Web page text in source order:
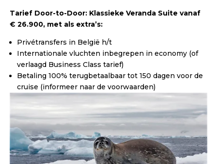
Tarief Door-to-Door: Klassieke Veranda Suite vanaf
€ 26.900, met als extra’s:
Privétransfers in België h/t
Internationale vluchten inbegrepen in economy (of
verlaagd Business Class tarief)
Betaling 100% terugbetaalbaar tot 150 dagen voor de
cruise (informeer naar de voorwaarden)